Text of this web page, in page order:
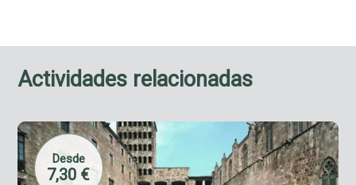
Actividades relacionadas
Desde
7,30 €